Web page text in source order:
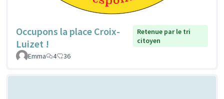
Occupons la place Croix-
Luizet !
Retenue par le tri
citoyen
Emma
4 36